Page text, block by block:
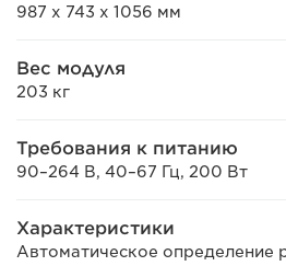
987 x 743 x 1056 мм
Вес модуля
203 кг
Требования к питанию
90–264 В, 40–67 Гц, 200 Вт
Характеристики
Автоматическое определение